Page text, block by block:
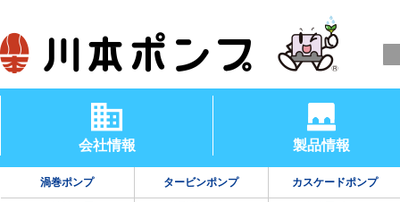
会社情報 製品情報
渦巻ポンプ タービンポンプ カスケードポンプ